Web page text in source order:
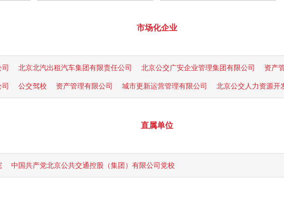
市场化企业
北京北汽出租汽车集团有限责任公司 北京公交广安企业管理集团有限公司 资产
公交驾校 资产管理有限公司 城市更新运营管理有限公司 北京公交人力资源开
直属单位
中国共产党北京公共交通控股（集团）有限公司党校